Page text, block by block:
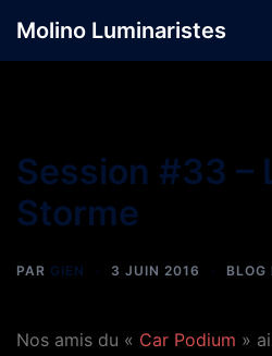
auMolino Luminaristes
Session #33 –
Storme
PAR GIEN 3 JUIN 2016 BLOG
Nos amis du « Car Podium »